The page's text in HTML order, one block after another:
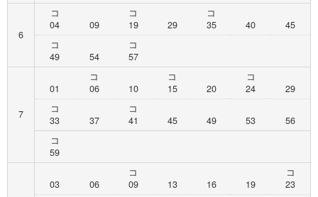
6
コ
04
09
コ
19
29
コ
35
40
45
コ
49
54
コ
57
7
01
コ
06
10
コ
15
20
コ
24
29
コ
33
37
コ
41
45 49 53
56
コ
59
03 06
コ
09
13 16 19
コ
23